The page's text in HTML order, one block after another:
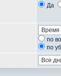
Да
по
по